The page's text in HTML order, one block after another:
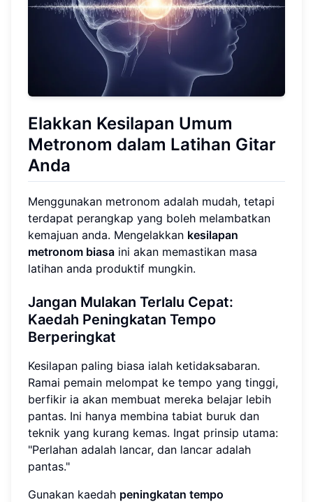
Elakkan Kesilapan Umum
Metronom dalam Latihan Gitar
Anda
Menggunakan metronom adalah mudah, tetapi
terdapat perangkap yang boleh melambatkan
kemajuan anda. Mengelakkan kesilapan
metronom biasa ini akan memastikan masa
latihan anda produktif mungkin.
Jangan Mulakan Terlalu Cepat:
Kaedah Peningkatan Tempo
Berperingkat
Kesilapan paling biasa ialah ketidaksabaran.
Ramai pemain melompat ke tempo yang tinggi,
berfikir ia akan membuat mereka belajar lebih
pantas. Ini hanya membina tabiat buruk dan
teknik yang kurang kemas. Ingat prinsip utama:
"Perlahan adalah lancar, dan lancar adalah
pantas."
Gunakan kaedah peningkatan tempo